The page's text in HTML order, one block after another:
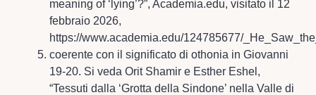
meaning of ‘lying’?”, Academia.edu, visitato il 12
febbraio 2026,
https://www.academia.edu/124785677/
coerente con il significato di othonia in Giovanni
19-20. Si veda Orit Shamir e Esther Eshel,
“Tessuti dalla ‘Grotta della Sindone’ nella Valle di